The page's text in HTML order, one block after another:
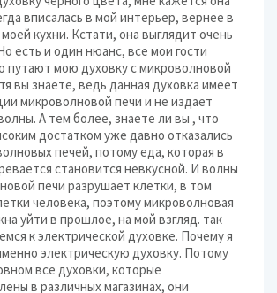
вписалась в мой интерьер, вернее в
кухни. Кстати, она выглядит очень
есть и один нюанс, все мои гости
путают мою духовку с микроволновой
вы знаете, ведь данная духовка имеет
микроволновой печи и не издает
А тем более, знаете ли вы , что
достатком уже давно отказались
печей, потому еда, которая в
становится невкусной. И волны
печи разрушает клетки, в том
человека, поэтому микроволновая
уйти в прошлое, на мой взгляд. так
к электрической духовке. Почему я
электрическую духовку. Потому
все духовки, которые
в различных магазинах, они